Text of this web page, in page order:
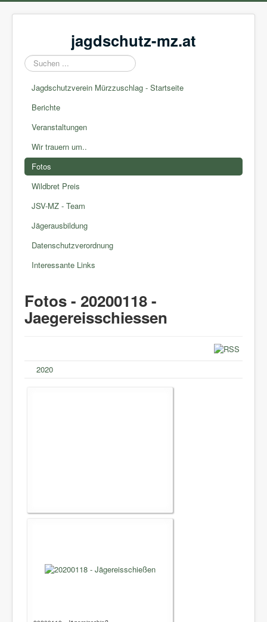
jagdschutz-mz.at
Suchen
...
Jagdschutzverein Mürzzuschlag - Startseite
Berichte
Veranstaltungen
Wir trauern um..
Fotos
Wildbret Preis
JSV-MZ - Team
Jägerausbildung
Datenschutzverordnung
Interessante Links
Fotos - 20200118 -
Jaegereisschiessen
2020